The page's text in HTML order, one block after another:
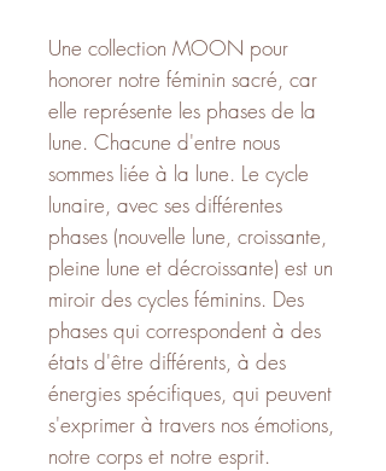
Une collection MOON pour
honorer notre féminin sacré, car
elle représente les phases de la
lune. Chacune d'entre nous
sommes liée à la lune. Le cycle
lunaire, avec ses différentes
phases (nouvelle lune, croissante,
pleine lune et décroissante) est un
miroir des cycles féminins. Des
phases qui correspondent à des
états d'être différents, à des
énergies spécifiques, qui peuvent
s'exprimer à travers nos émotions,
notre corps et notre esprit.